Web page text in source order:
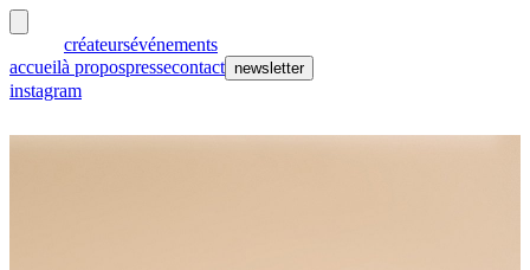
créateursévénements
accueilà propospressecontact newsletter
instagram